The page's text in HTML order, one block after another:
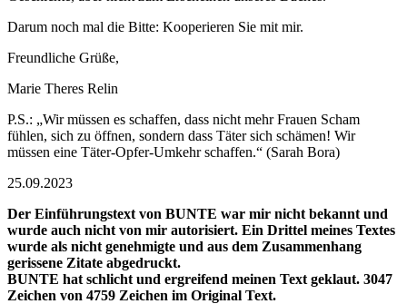
Darum noch mal die Bitte: Kooperieren Sie mit mir.
Freundliche Grüße,
Marie Theres Relin
P.S.: „Wir müssen es schaffen, dass nicht mehr Frauen Scham
fühlen, sich zu öffnen, sondern dass Täter sich schämen! Wir
müssen eine Täter-Opfer-Umkehr schaffen.“ (Sarah Bora)
25.09.2023
Der Einführungstext von BUNTE war mir nicht bekannt und
wurde auch nicht von mir autorisiert. Ein Drittel meines Textes
wurde als nicht genehmigte und aus dem Zusammenhang
gerissene Zitate abgedruckt.
BUNTE hat schlicht und ergreifend meinen Text geklaut. 3047
Zeichen von 4759 Zeichen im Original Text.